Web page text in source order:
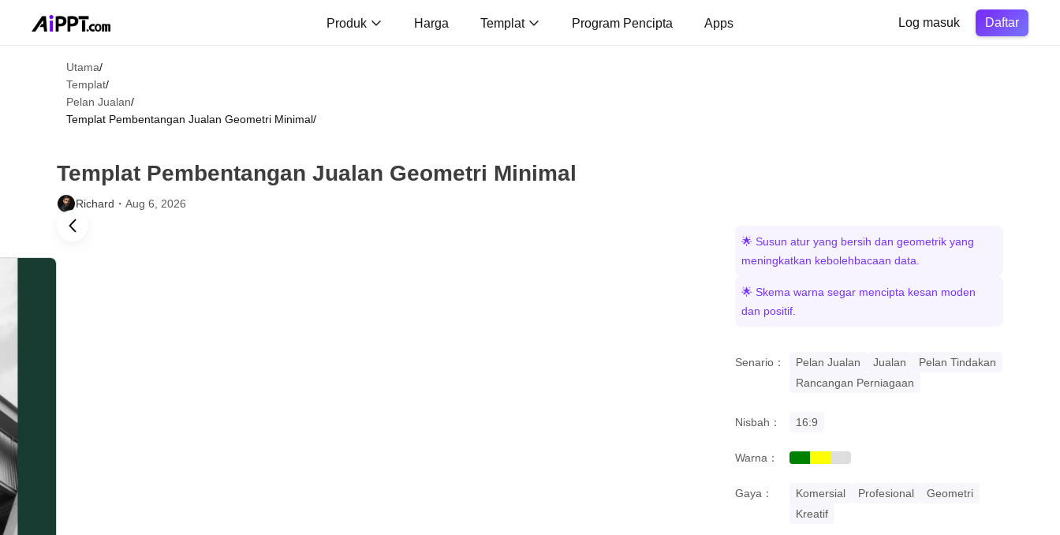
Produk Harga Templat Program Pencipta Apps Log masuk Daftar
Utama/
Templat/
Pelan Jualan/
Templat Pembentangan Jualan Geometri Minimal/
Templat Pembentangan Jualan Geometri Minimal
Richard・ Aug 6, 2026
🌟 Susun atur yang bersih dan geometrik yang
meningkatkan kebolehbacaan data.
🌟 Skema warna segar mencipta kesan moden
dan positif.
Senario： Pelan Jualan Jualan
Pelan Tindakan
Rancangan Perniagaan
Nisbah： 16:9
Warna： greenyellowgrey
Gaya： Komersial Profesional
Geometri
Kreatif